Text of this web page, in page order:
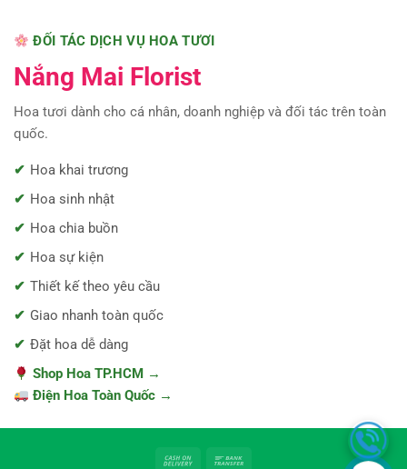
ĐỐI TÁC DỊCH VỤ HOA TƯƠI
Nắng Mai Florist
Hoa tươi dành cho cá nhân, doanh nghiệp và đối tác trên toàn
quốc.
Hoa khai trương
Hoa sinh nhật
Hoa chia buồn
Hoa sự kiện
Thiết kế theo yêu cầu
Giao nhanh toàn quốc
Đặt hoa dễ dàng
Shop Hoa TP.HCM →
Điện Hoa Toàn Quốc →
Cash